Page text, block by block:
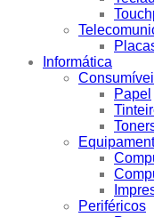
Informática
Papel
Periféricos